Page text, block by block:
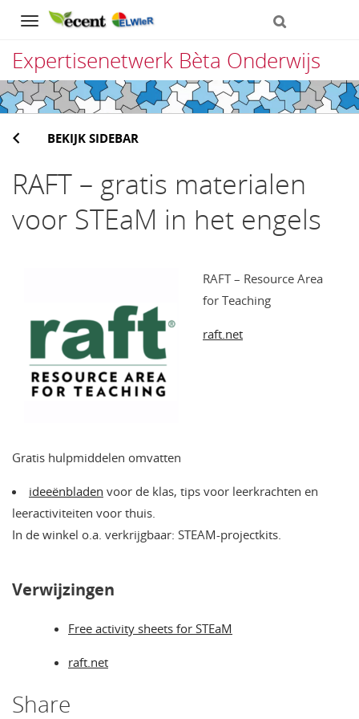
Navigation
Expertisenetwerk Bèta Onderwijs
Direct
naar
het
inhoud
BEKIJK SIDEBAR
RAFT – gratis materialen
voor STEaM in het engels
RAFT – Resource Area
for Teaching
raft.net
Gratis hulpmiddelen omvatten
ideeënbladen voor de klas, tips voor leerkrachten en
leeractiviteiten voor thuis.
In de winkel o.a. verkrijgbaar: STEAM-projectkits.
Verwijzingen
Free activity sheets for STEaM
raft.net
Share